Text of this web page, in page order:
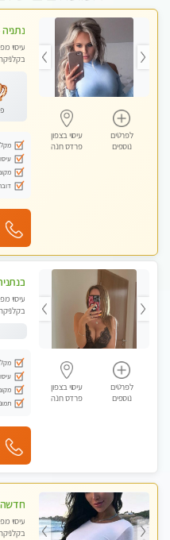
לפרטים
נוספים
עיסוי בצפון
פרדס חנה
עיסוי
לפרטים
נוספים
עיסוי בצפון
פרדס חנה
עיסוי
עיסוי